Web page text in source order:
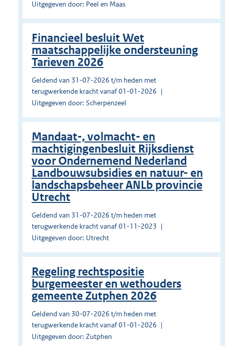
Uitgegeven door: Peel en Maas
Financieel besluit Wet
maatschappelijke ondersteuning
Tarieven 2026
Geldend van 31-07-2026 t/m heden met
terugwerkende kracht vanaf 01-01-2026
Uitgegeven door: Scherpenzeel
Mandaat-, volmacht- en
machtigingenbesluit Rijksdienst
voor Ondernemend Nederland
Landbouwsubsidies en natuur- en
landschapsbeheer ANLb provincie
Utrecht
Geldend van 31-07-2026 t/m heden met
terugwerkende kracht vanaf 01-11-2023
Uitgegeven door: Utrecht
Regeling rechtspositie
burgemeester en wethouders
gemeente Zutphen 2026
Geldend van 30-07-2026 t/m heden met
terugwerkende kracht vanaf 01-01-2026
Uitgegeven door: Zutphen